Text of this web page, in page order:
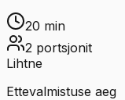
20 min
2 portsjonit
Lihtne
Ettevalmistuse aeg